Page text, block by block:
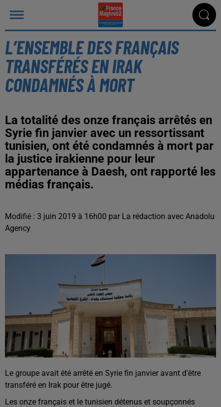
L’ENSEMBLE DES FRANÇAIS
TRANSFÉRÉS EN IRAK
CONDAMNÉS À MORT
La totalité des onze français arrêtés en
Syrie fin janvier avec un ressortissant
tunisien, ont été condamnés à mort par
la justice irakienne pour leur
appartenance à Daesh, ont rapporté les
médias français.
Modifié : 3 juin 2019 à 16h00 par La rédaction avec Anadolu
Agency
Le groupe avait été arrêté en Syrie fin janvier avant d’être
transféré en Irak pour être jugé.
Les onze français et le tunisien détenus et soupçonnés